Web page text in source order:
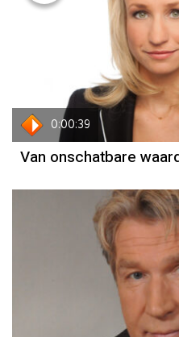
0:00:39
Van onschatbare